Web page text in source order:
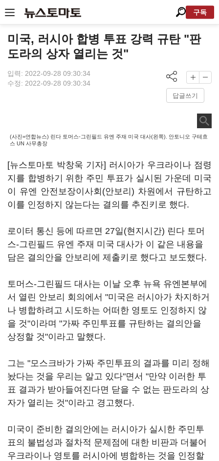
구독
미국, 러시아 합병 투표 강력 규탄 "판
도라의 상자 열리는 것"
입력: 2022-09-28 09:30:34
수정: 2022-09-28 09:30:34
답글쓰기
(사진=연합뉴스) 린다 토머스-그린필드 유엔 주재 미국 대사(왼쪽). 안토니오 구테흐
스 UN 사무총장
[뉴스토마토 박창욱 기자] 러시아가 우크라이나 점령
지를 합병하기 위한 주민 투표가 실시된 가운데 미국
이 유엔 안전보장이사회(안보리) 차원에서 규탄하고
이를 인정하지 않는다는 결의를 추진키로 했다.
로이터 통신 등에 따르면 27일(현지시간) 린다 토머
스-그린필드 유엔 주재 미국 대사가 이 같은 내용을
담은 결의안을 안보리에 제출키로 했다고 보도했다.
토머스-그린필드 대사는 이날 오후 뉴욕 유엔본부에
서 열린 안보리 회의에서 "미국은 러시아가 차지하거
나 병합하려고 시도하는 어떠한 영토도 인정하지 않
을 것"이라며 "가짜 주민투표를 규탄하는 결의안을
상정할 것"이라고 말했다.
그는 "모스크바가 가짜 주민투표의 결과를 미리 정해
놨다는 것을 우리는 알고 있다"면서 "만약 이러한 투
표 결과가 받아들여진다면 닫을 수 없는 판도라의 상
자가 열리는 것"이라고 경고했다.
미국이 준비한 결의안에는 러시아가 실시한 주민투
표의 불법성과 절차적 문제점에 대한 비판과 더불어
우크라이나 영토를 러시아에 병합하는 것을 인정할